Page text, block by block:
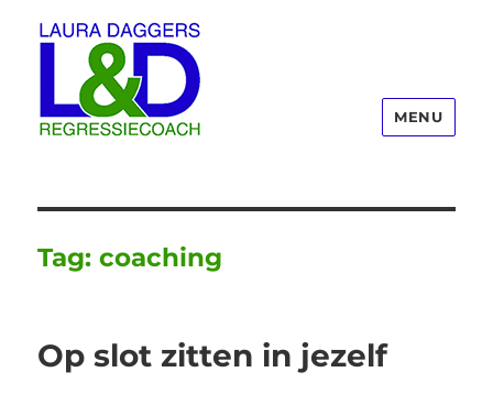
MENU
Tag:coaching
Op slot zitten in jezelf